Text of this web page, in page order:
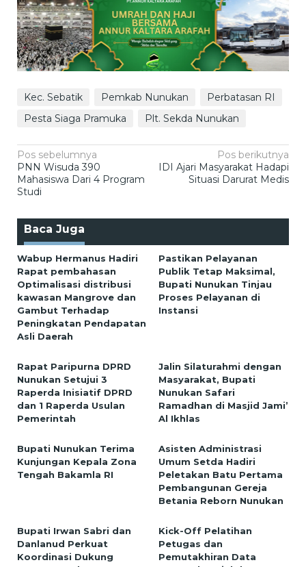
Kec. Sebatik Pemkab Nunukan
Perbatasan RI
Pesta Siaga Pramuka
Plt. Sekda Nunukan
Navigasi
pos
Pos sebelumnya
PNN Wisuda 390
Mahasiswa Dari 4 Program
Studi
Pos berikutnya
IDI Ajari Masyarakat Hadapi
Situasi Darurat Medis
Baca Juga
Wabup Hermanus Hadiri
Rapat pembahasan
Optimalisasi distribusi
kawasan Mangrove dan
Gambut Terhadap
Peningkatan Pendapatan
Asli Daerah
Pastikan Pelayanan
Publik Tetap Maksimal,
Bupati Nunukan Tinjau
Proses Pelayanan di
Instansi
Rapat Paripurna DPRD
Nunukan Setujui 3
Raperda Inisiatif DPRD
dan 1 Raperda Usulan
Pemerintah
Jalin Silaturahmi dengan
Masyarakat, Bupati
Nunukan Safari
Ramadhan di Masjid Jami’
Al Ikhlas
Bupati Nunukan Terima
Kunjungan Kepala Zona
Tengah Bakamla RI
Asisten Administrasi
Umum Setda Hadiri
Peletakan Batu Pertama
Pembangunan Gereja
Betania Reborn Nunukan
Bupati Irwan Sabri dan
Danlanud Perkuat
Koordinasi Dukung
Kick-Off Pelatihan
Petugas dan
Pemutakhiran Data